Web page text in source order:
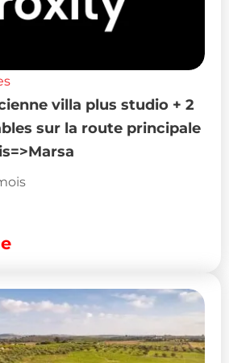
villa plus studio + 2
sur la route principale